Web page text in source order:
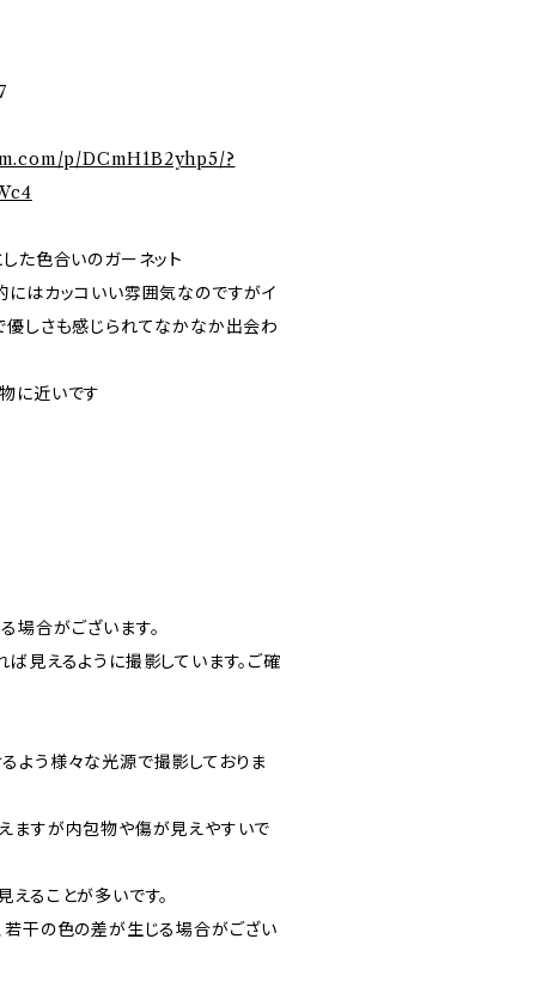
p/DCmH1B2yhp5/?
た色合いのガーネット
にはカッコいい雰囲気なのですがイ
優しさも感じられてなかなか出会わ
に近いです
合がございます。
見えるように撮影しています。ご確
よう様々な光源で撮影しておりま
ますが内包物や傷が見えやすいで
ることが多いです。
若干の色の差が生じる場合がござい